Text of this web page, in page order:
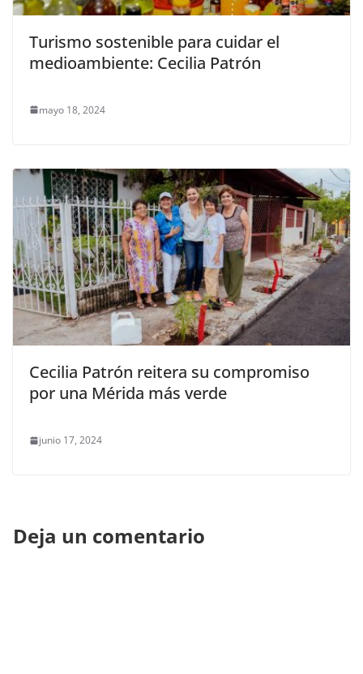
Turismo sostenible para cuidar el
medioambiente: Cecilia Patrón
mayo 18, 2024
Cecilia Patrón reitera su compromiso
por una Mérida más verde
junio 17, 2024
Deja un comentario